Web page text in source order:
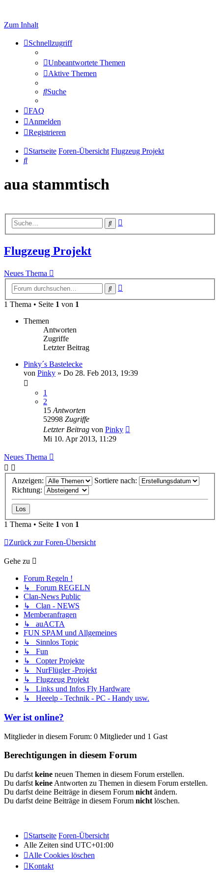
Zum Inhalt
Schnellzugriff
Unbeantwortete Themen
Aktive Themen
Suche
FAQ
Anmelden
Registrieren
Startseite Foren-Übersicht Flugzeug Projekt
Suche
aua stammtisch
Suche
Flugzeug Projekt
Neues Thema
Suche
1 Thema • Seite 1 von 1
Themen
Antworten
Zugriffe
Letzter Beitrag
Pinky´s Bastelecke
von Pinky » Do 28. Feb 2013, 19:39
1
2
15 Antworten
52998 Zugriffe
Letzter Beitrag von Pinky
Mi 10. Apr 2013, 11:29
Neues Thema
Anzeigen:
Sortiere nach:
Richtung:
1 Thema • Seite 1 von 1
Zurück zur Foren-Übersicht
Gehe zu
Forum Regeln !
↳ Forum REGELN
Clan-News Public
↳ Clan - NEWS
Memberanfragen
↳ auACTA
FUN SPAM und Allgemeines
↳ Sinnlos Topic
↳ Fun
↳ Copter Projekte
↳ NurFlügler -Projekt
↳ Flugzeug Projekt
↳ Links und Infos Fly Hardware
↳ Heeelp - Technik - PC - Handy usw.
Wer ist online?
Mitglieder in diesem Forum: 0 Mitglieder und 1 Gast
Berechtigungen in diesem Forum
Du darfst keine neuen Themen in diesem Forum erstellen.
Du darfst keine Antworten zu Themen in diesem Forum erstellen.
Du darfst deine Beiträge in diesem Forum nicht ändern.
Du darfst deine Beiträge in diesem Forum nicht löschen.
Startseite Foren-Übersicht
Alle Zeiten sind UTC+01:00
Alle Cookies löschen
Kontakt